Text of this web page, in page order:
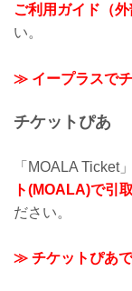
ご利用ガイド（外
い。
≫ イープラスでチ
チケットぴあ
「MOALA Ticket
ト(MOALA)で引
ださい。
≫ チケットぴあで